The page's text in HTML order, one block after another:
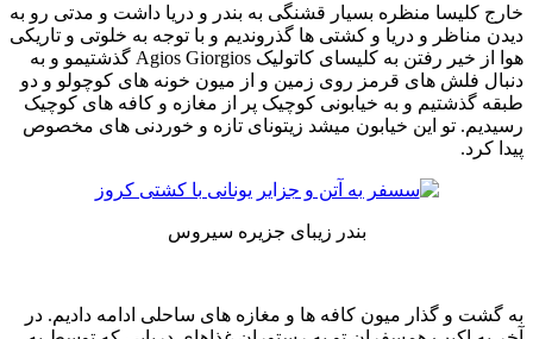
خارج کلیسا منظره بسیار قشنگی به بندر و دریا داشت و مدتی رو به
دیدن مناظر و دریا و کشتی ها گذروندیم و با توجه به خلوتی و تاریکی
هوا از خیر رفتن به کلیسای کاتولیک Agios Giorgios گذشتیمو و به
دنبال فلش های قرمز روی زمین و از میون خونه های کوچولو و دو
طبقه گذشتیم و به خیابونی کوچیک پر از مغازه و کافه های کوچیک
رسیدیم. تو این خیابون میشد زیتونای تازه و خوردنی های مخصوص
پیدا کرد.
بندر زیبای جزیره سیروس
به گشت و گذار میون کافه ها و مغازه های ساحلی ادامه دادیم. در